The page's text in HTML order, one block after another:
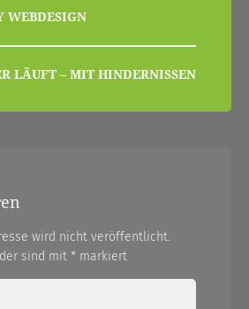
WEBDESIGN
LÄUFT – MIT HINDERNISSEN
wird nicht veröffentlicht.
sind mit * markiert